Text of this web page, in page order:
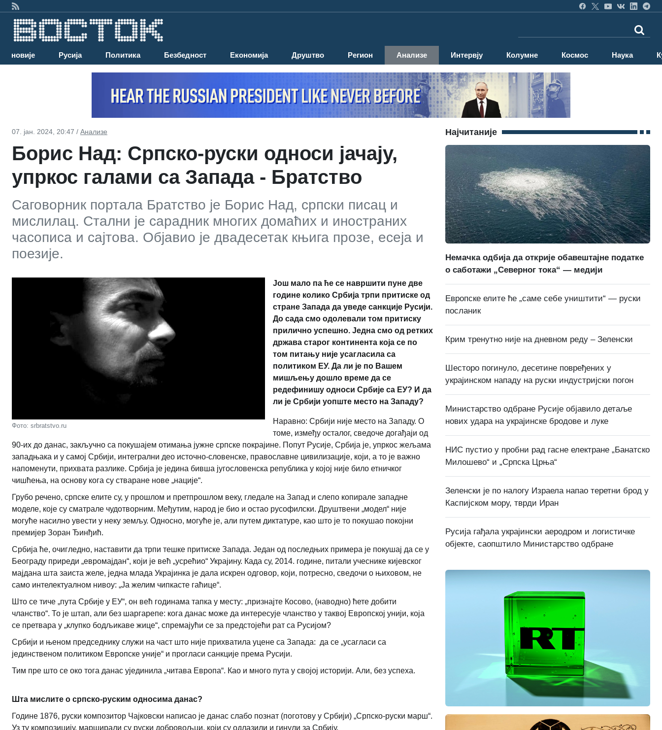
Најновије Русија Политика Безбедност Економија Друштво Регион Анализе Интервју Колумне Космос Наука
07. јан. 2024, 20:47 / Анализе
Борис Над: Српско-руски односи јачају,
упркос галами са Запада - Братство
Саговорник портала Братство је Борис Над, српски писац и
мислилац. Стални је сарадник многих домаћих и иностраних
часописа и сајтова. Објавио је двадесетак књига прозе, есеја и
поезије.
Фото: srbratstvo.ru
Још мало па ће се навршити пуне две
године колико Србија трпи притиске од
стране Запада да уведе санкције Русији.
До сада смо одолевали том притиску
прилично успешно. Једна смо од ретких
држава старог континента која се по
том питању није усагласила са
политиком ЕУ. Да ли је по Вашем
мишљењу дошло време да се
редефинишу односи Србије са ЕУ? И да
ли је Србији уопште место на Западу?
Наравно: Србији није место на Западу. О
томе, између осталог, сведоче догађаји од
90-их до данас, закључно са покушајем отимања јужне српске покрајине. Попут Русије, Србија је, упркос жељама
западњака и у самој Србији, интегрални део источно-словенске, православне цивилизације, који, а то је важно
напоменути, прихвата разлике. Србија је једина бивша југословенска република у којој није било етничког
чишћења, на основу кога су стваране нове „нације“.
Грубо речено, српске елите су, у прошлом и претпрошлом веку, гледале на Запад и слепо копирале западне
моделе, које су сматрале чудотворним. Међутим, народ је био и остао русофилски. Друштвени „модел“ није
могуће насилно увести у неку земљу. Односно, могуће је, али путем диктатуре, као што је то покушао покојни
премијер Зоран Ђинђић.
Србија ће, очигледно, наставити да трпи тешке притиске Запада. Један од последњих примера је покушај да се у
Београду приреди „евромајдан“, који је већ „усрећио“ Украјину. Када су, 2014. године, питали учеснике кијевског
мајдана шта заиста желе, једна млада Украјинка је дала искрен одговор, који, потресно, сведочи о њиховом, не
само интелектуалном нивоу: „Ја желим чипкасте гаћице“.
Што се тиче „пута Србије у ЕУ“, он већ годинама тапка у месту: „признајте Косово, (наводно) ћете добити
чланство“. То је штап, али без шаргарепе: кога данас може да интересује чланство у таквој Европској унији, која
се претвара у „клупко бодљикаве жице“, спремајући се за предстојећи рат са Русијом?
Србији и њеном председнику служи на част што није прихватила уцене са Запада: да се „усагласи са
јединственом политиком Европске уније“ и прогласи санкције према Русији.
Тим пре што се око тога данас ујединила „читава Европа“. Као и много пута у својој историји. Али, без успеха.
Шта мислите о српско-руским односима данас?
Године 1876, руски композитор Чајковски написао је данас слабо познат (поготову у Србији) „Српско-руски марш“.
Уз ту композицију, марширали су руски добровољци, који су одлазили и гинули за Србију.
Најчитаније
Немачка одбија да открије обавештајне податке
о саботажи „Северног тока“ — медији
Европске елите ће „саме себе уништити“ — руски
посланик
Крим тренутно није на дневном реду – Зеленски
Шесторо погинуло, десетине повређених у
украјинском нападу на руски индустријски погон
Министарство одбране Русије објавило детаље
нових удара на украјинске бродове и луке
НИС пустио у пробни рад гасне електране „Банатско
Милошево“ и „Српска Црња“
Зеленски је по налогу Израела напао теретни брод у
Каспијском мору, тврди Иран
Русија гађала украјински аеродром и логистичке
објекте, саопштило Министарство одбране